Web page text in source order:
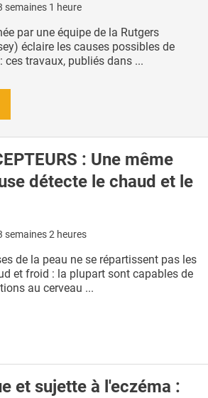
semaines 1 heure
par une équipe de la Rutgers
éclaire les causes possibles de
travaux, publiés dans ...
: Une même
détecte le chaud et le
semaines 2 heures
de la peau ne se répartissent pas les
et froid : la plupart sont capables de
au cerveau ...
et sujette à l'eczéma :